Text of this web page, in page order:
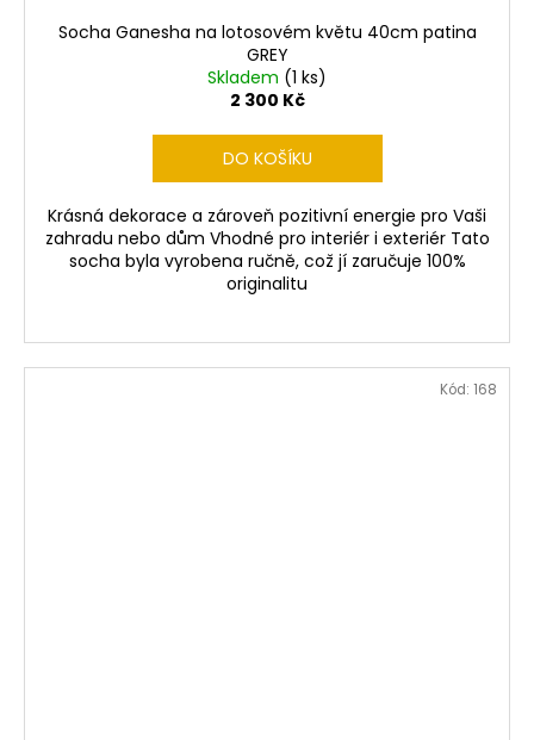
Socha Ganesha na lotosovém květu 40cm patina
GREY
Skladem (1 ks)
2 300 Kč
DO KOŠÍKU
Krásná dekorace a zároveň pozitivní energie pro Vaši
zahradu nebo dům Vhodné pro interiér i exteriér Tato
socha byla vyrobena ručně, což jí zaručuje 100%
originalitu
Kód: 168